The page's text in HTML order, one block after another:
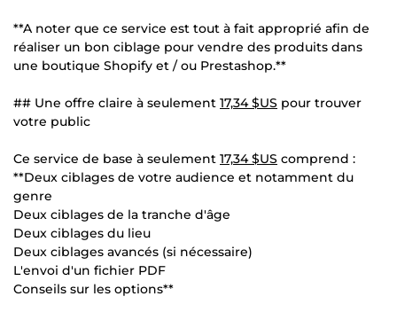
**A noter que ce service est tout à fait approprié afin de
réaliser un bon ciblage pour vendre des produits dans
une boutique Shopify et / ou Prestashop.**
## Une offre claire à seulement 17,34 $US pour trouver
votre public
Ce service de base à seulement 17,34 $US comprend :
**Deux ciblages de votre audience et notamment du
genre
Deux ciblages de la tranche d'âge
Deux ciblages du lieu
Deux ciblages avancés (si nécessaire)
L'envoi d'un fichier PDF
Conseils sur les options**